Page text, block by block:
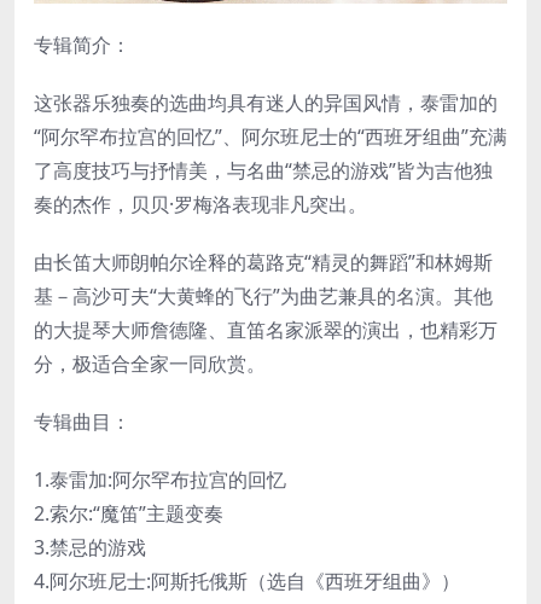
专辑简介：
这张器乐独奏的选曲均具有迷人的异国风情，泰雷加的
“阿尔罕布拉宫的回忆”、阿尔班尼士的“西班牙组曲”充满
了高度技巧与抒情美，与名曲“禁忌的游戏”皆为吉他独
奏的杰作，贝贝·罗梅洛表现非凡突出。
由长笛大师朗帕尔诠释的葛路克“精灵的舞蹈”和林姆斯
基－高沙可夫“大黄蜂的飞行”为曲艺兼具的名演。其他
的大提琴大师詹德隆、直笛名家派翠的演出，也精彩万
分，极适合全家一同欣赏。
专辑曲目：
1.泰雷加:阿尔罕布拉宫的回忆
2.索尔:“魔笛”主题变奏
3.禁忌的游戏
4.阿尔班尼士:阿斯托俄斯（选自《西班牙组曲》）